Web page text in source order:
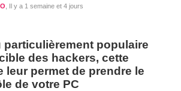
Il y a 1 semaine et 4 jours
particulièrement populaire
des hackers, cette
leur permet de prendre le
de votre PC